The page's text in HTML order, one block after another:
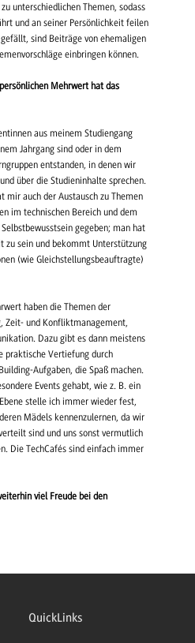
unterschiedlichen Themen, sodass
und an seiner Persönlichkeit feilen
sind Beiträge von ehemaligen
einbringen können.
Mehrwert hat das
aus meinem Studiengang
Jahrgang sind oder in dem
entstanden, in denen wir
über die Studieninhalte sprechen.
mir auch der Austausch zu Themen
im technischen Bereich und dem
gegeben; man hat
zu sein und bekommt Unterstützung
(wie Gleichstellungsbeauftragte)
haben die Themen der
Zeit- und Konfliktmanagement,
Dazu gibt es dann meistens
praktische Vertiefung durch
Aufgaben, die Spaß machen.
Events gehabt, wie z. B. ein
stelle ich immer wieder fest,
Mädels kennenzulernen, da wir
sind und uns sonst vermutlich
Die TechCafés sind einfach immer
viel Freude bei den
QuickLinks